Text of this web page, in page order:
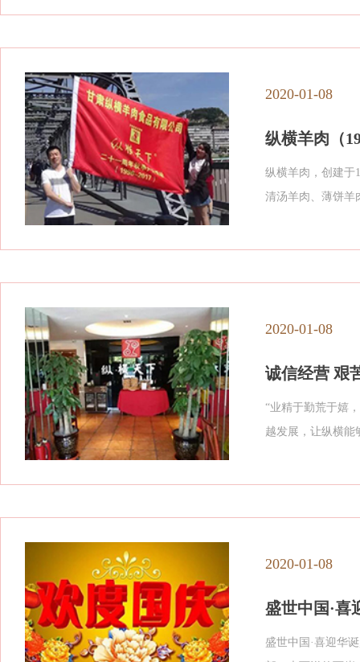
2020-01-08
纵横羊肉（
纵横羊肉，创建于
清汤羊肉、薄饼羊
2020-01-08
诚信经营 艰
“业精于勤荒于嬉
越发展，让纵横能
2020-01-08
盛世中国·喜
盛世中国·喜迎华